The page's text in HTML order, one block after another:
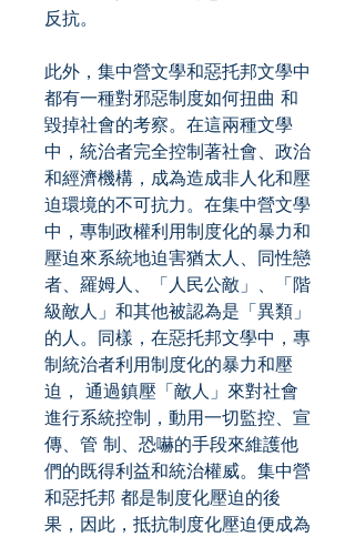
反抗。
此外，集中營文學和惡托邦文學中
都有一種對邪惡制度如何扭曲 和
毀掉社會的考察。在這兩種文學
中，統治者完全控制著社會、政治
和經濟機構，成為造成非人化和壓
迫環境的不可抗力。在集中營文學
中，專制政權利用制度化的暴力和
壓迫來系統地迫害猶太人、同性戀
者、羅姆人、「人民公敵」、「階
級敵人」和其他被認為是「異類」
的人。同樣，在惡托邦文學中，專
制統治者利用制度化的暴力和壓
迫， 通過鎮壓「敵人」來對社會
進行系統控制，動用一切監控、宣
傳、管 制、恐嚇的手段來維護他
們的既得利益和統治權威。集中營
和惡托邦 都是制度化壓迫的後
果，因此，抵抗制度化壓迫便成為